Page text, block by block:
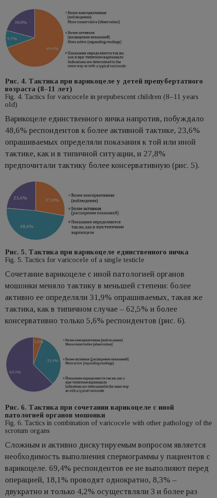
Рис. 4. Тактика при варикоцеле у детей препубертатного
возраста (8–11 лет)
Fig. 4. Tactics for varicocele in prepubescent children (8–11 years
old)
Варикоцеле единственного яичка напротив, побуждало
48,6% респондентов к более активной тактике, 23,6%
опрашиваемых определяли показания к той или иной
тактике, как и в типичной ситуации, и 27,8%
предпочитали тактику более консервативную (рис. 5).
Рис. 5. Тактика при варикоцеле единственного яичка
Fig. 5. Tactics for varicocele of a single testicle
Сочетание варикоцеле с иной патологией органов
мошонки меняло тактику в меньшей степени: более
активно ее определяли 31,9% опрашиваемых, такая же
тактика, как в типичном случае – 62,5% и более
консервативно только 5,6% респондентов (рис. 6).
Рис. 6. Тактика при сочетании варикоцеле с иной
патологией органов мошонки
Fig. 6. Tactics in combination of varicocele with other pathology of the
scrotum organs
Сложным и активно дискутируемым вопросом является
необходимость выполнения спермограммы у пациентов с
варикоцеле. 69,4% респондентов ее не выполняют перед
операцией, 18,1% проводят однократно, 8,3% –
двукратно и только 4,2% осуществляли 3 и более раз